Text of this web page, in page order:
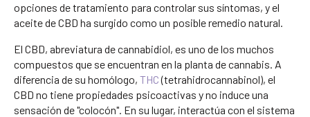
opciones de tratamiento para controlar sus síntomas, y el
aceite de CBD ha surgido como un posible remedio natural.
El CBD, abreviatura de cannabidiol, es uno de los muchos
compuestos que se encuentran en la planta de cannabis. A
diferencia de su homólogo, THC(tetrahidrocannabinol), el
CBD no tiene propiedades psicoactivas y no induce una
sensación de "colocón". En su lugar, interactúa con el sistema